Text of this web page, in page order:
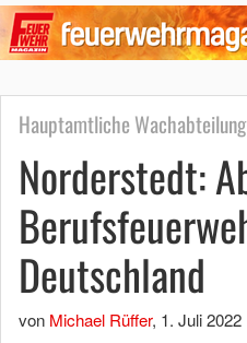
Hauptamtliche
Norderstedt:
Deutschland
von Michael Rüffer, 1. Juli 2022